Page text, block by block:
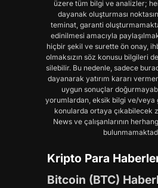
üzere tüm bilgi ve analizler;
dayanak oluşturması
teminat, garanti
edinilmesi amacıyla
hiçbir şekil ve surette ön onay,
olmaksızın söz konusu bilgileri
silebilir. Bu nedenle, sadece
dayanarak yatırım kararı
uygun sonuçlar
yorumlardan, eksik bilgi ve/veya
konularda ortaya çıkabilecek
News ve çalışanlarının
Kripto Para
Bitcoin (BTC)